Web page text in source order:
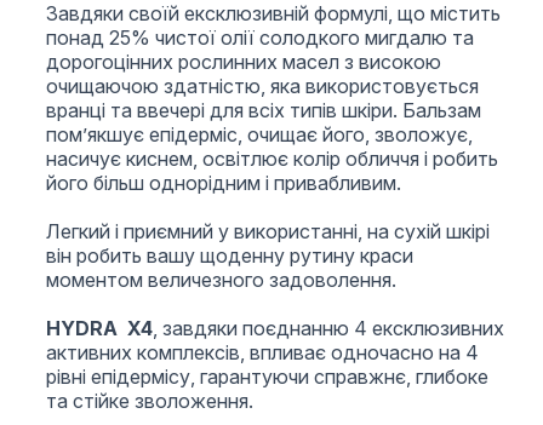
Завдяки своїй ексклюзивній формулі, що містить
понад 25% чистої олії солодкого мигдалю та
дорогоцінних рослинних масел з високою
очищаючою здатністю, яка використовується
вранці та ввечері для всіх типів шкіри. Бальзам
пом’якшує епідерміс, очищає його, зволожує,
насичує киснем, освітлює колір обличчя і робить
його більш однорідним і привабливим.
Легкий і приємний у використанні, на сухій шкірі
він робить вашу щоденну рутину краси
моментом величезного задоволення.
HYDRA X4, завдяки поєднанню 4 ексклюзивних
активних комплексів, впливає одночасно на 4
рівні епідермісу, гарантуючи справжнє, глибоке
та стійке зволоження.